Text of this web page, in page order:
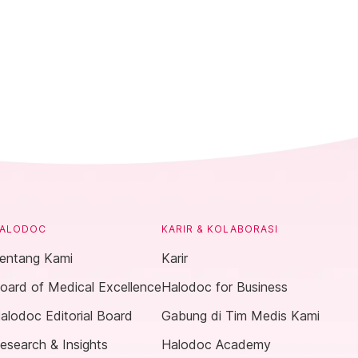
Kami
of Medical Excellence
Editorial Board
& Insights
KARIR & KOLABORASI
Karir
Halodoc for Business
Gabung di Tim Medis Kami
Halodoc Academy